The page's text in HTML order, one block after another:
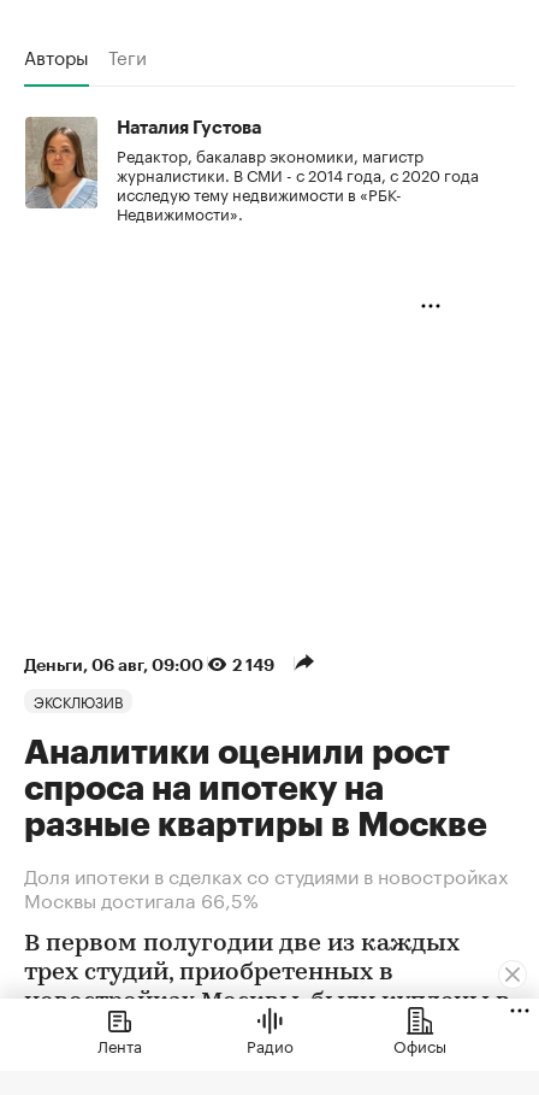
Авторы Теги
Наталия Густова
Редактор, бакалавр экономики, магистр
журналистики. В СМИ - с 2014 года, с 2020 года
исследую тему недвижимости в «РБК-
Недвижимости».
Деньги⁠, 06 авг, 09:00 2 149
ЭКСКЛЮЗИВ
Аналитики оценили рост
спроса на ипотеку на
разные квартиры в Москве
Доля ипотеки в сделках со студиями в новостройках
Москвы достигала 66,5%
В первом полугодии две из каждых
трех студий, приобретенных в
новостройках Москвы, были куплены в
ипотеку. В сегменте трешек ипотечных
сделок менее половины, а среди
Лента Радио Офисы